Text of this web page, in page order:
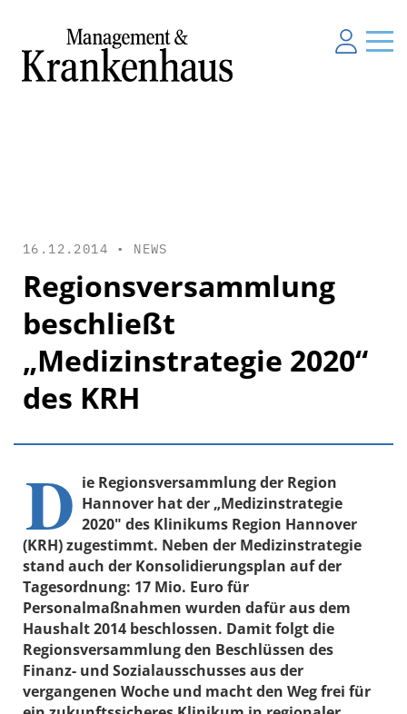
16.12.2014 • NEWS
Regionsversammlung
beschließt
„Medizinstrategie 2020“
des KRH
D ie Regionsversammlung der Region
Hannover hat der „Medizinstrategie
2020" des Klinikums Region Hannover
(KRH) zugestimmt. Neben der Medizinstrategie
stand auch der Konsolidierungsplan auf der
Tagesordnung: 17 Mio. Euro für
Personalmaßnahmen wurden dafür aus dem
Haushalt 2014 beschlossen. Damit folgt die
Regionsversammlung den Beschlüssen des
Finanz- und Sozialausschusses aus der
vergangenen Woche und macht den Weg frei für